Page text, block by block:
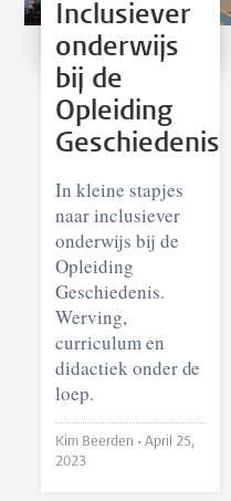
Inclusiever
onderwijs
bij de
Opleiding
Geschiedenis
In kleine stapjes
naar inclusiever
onderwijs bij de
Opleiding
Geschiedenis.
Werving,
curriculum en
didactiek onder de
loep.
Kim Beerden •April 25,
2023